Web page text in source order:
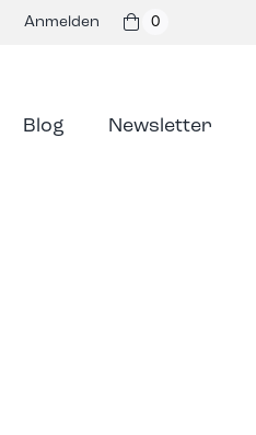
Anmelden 0
Blog Newsletter